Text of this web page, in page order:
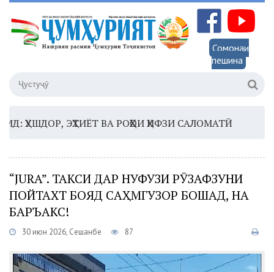
Сомонаи
пешина
ЭҲТИЁТ ВА РОҲҲОИ ҲИФЗИ САЛОМАТӢ16:35 –
“JURA”. ТАКСИ ДАР НУФУЗИ РӮЗАФЗУНИ
ПОЙТАХТ БОЯД САҲМГУЗОР БОШАД, НА
БАРЪАКС!
30 июн 2026, Сешанбе 87